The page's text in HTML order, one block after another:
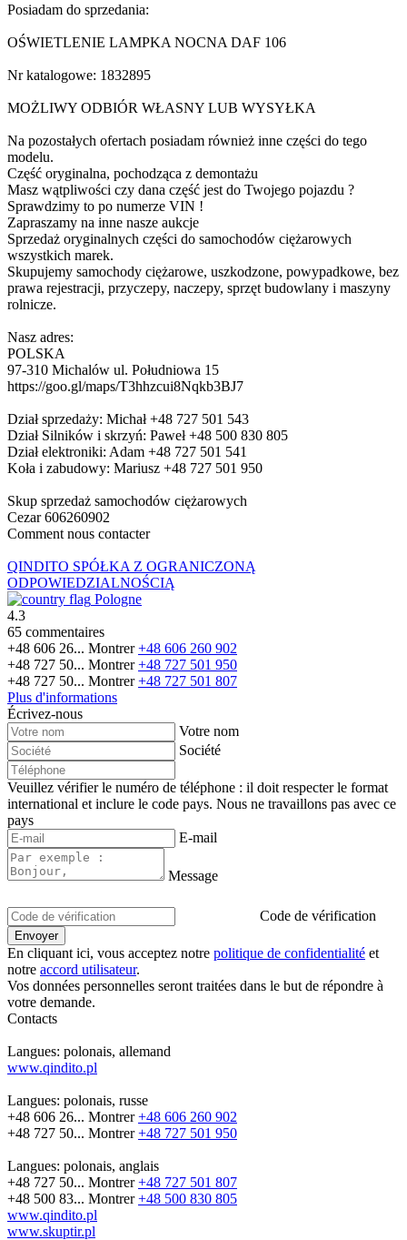
Posiadam do sprzedania:
OŚWIETLENIE LAMPKA NOCNA DAF 106
Nr katalogowe: 1832895
MOŻLIWY ODBIÓR WŁASNY LUB WYSYŁKA
Na pozostałych ofertach posiadam również inne części do tego
modelu.
Część oryginalna, pochodząca z demontażu
Masz wątpliwości czy dana część jest do Twojego pojazdu ?
Sprawdzimy to po numerze VIN !
Zapraszamy na inne nasze aukcje
Sprzedaż oryginalnych części do samochodów ciężarowych
wszystkich marek.
Skupujemy samochody ciężarowe, uszkodzone, powypadkowe, bez
prawa rejestracji, przyczepy, naczepy, sprzęt budowlany i maszyny
rolnicze.
Nasz adres:
POLSKA
97-310 Michalów ul. Południowa 15
https://goo.gl/maps/T3hhzcui8Nqkb3BJ7
Dział sprzedaży: Michał +48 727 501 543
Dział Silników i skrzyń: Paweł +48 500 830 805
Dział elektroniki: Adam +48 727 501 541
Koła i zabudowy: Mariusz +48 727 501 950
Skup sprzedaż samochodów ciężarowych
Cezar 606260902
Comment nous contacter
QINDITO SPÓŁKA Z OGRANICZONĄ
ODPOWIEDZIALNOŚCIĄ
Pologne
4.3
65 commentaires
+48 606 26... Montrer+48 606 260 902
+48 727 50... Montrer+48 727 501 950
+48 727 50... Montrer+48 727 501 807
Plus d'informations
Écrivez-nous
Votre nom
Société
Veuillez vérifier le numéro de téléphone : il doit respecter le format
international et inclure le code pays. Nous ne travaillons pas avec ce
pays
E-mail
Message
Code de vérification
En cliquant ici, vous acceptez notre politique de confidentialité et
notre accord utilisateur.
Vos données personnelles seront traitées dans le but de répondre à
votre demande.
Contacts
Langues: polonais, allemand
www.qindito.pl
Langues: polonais, russe
+48 606 26... Montrer+48 606 260 902
+48 727 50... Montrer+48 727 501 950
Langues: polonais, anglais
+48 727 50... Montrer+48 727 501 807
+48 500 83... Montrer+48 500 830 805
www.qindito.pl
www.skuptir.pl